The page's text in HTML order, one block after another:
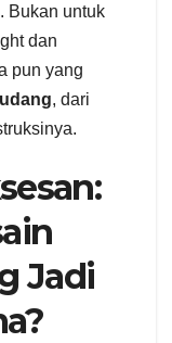
Bukan untuk
dan
pun yang
, dari
Jadi